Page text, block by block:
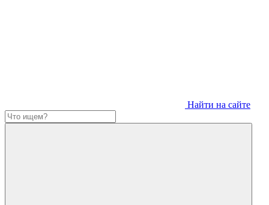
Найти на сайте